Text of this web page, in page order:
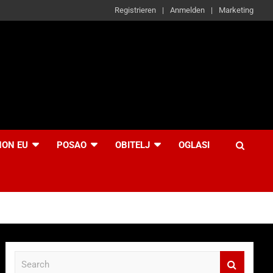
Registrieren Anmelden Marketing
EU POSAO OBITELJ OGLASI